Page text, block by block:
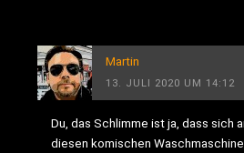
Martin
13. JULI 2020 UM 14:12
Du, das Schlimme ist ja, dass sich
diesen komischen